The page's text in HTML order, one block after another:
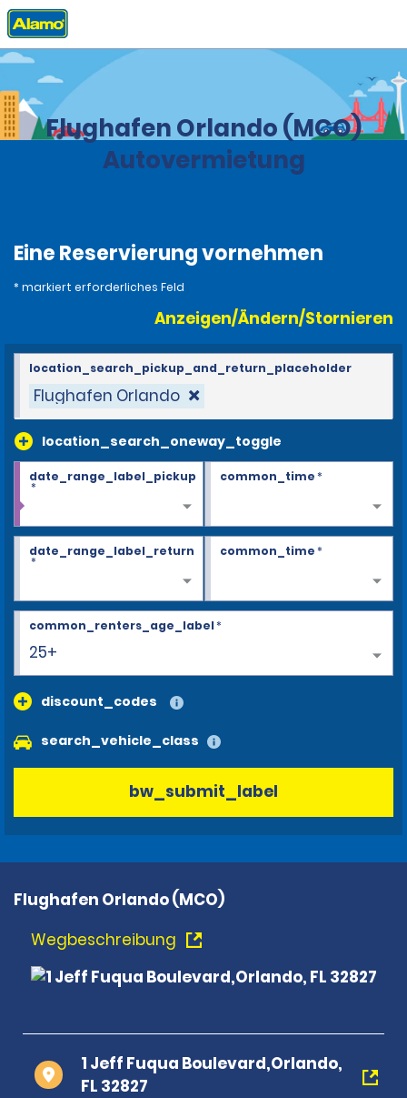
Privat Stationen
Flughafen Orlando (MCO)
Autovermietung
Eine Reservierung vornehmen
* markiert erforderliches Feld
Anzeigen/Ändern/Stornieren
Flughafen Orlando
location_search_oneway_toggle
location_search_pickup_and_return_placeholder
date_range_label_pickup
*
common_time*
date_range_label_return
*
common_time*
25+
common_renters_age_label*
discount_codes
search_vehicle_class
bw_submit_label
Flughafen Orlando (MCO)
Wegbeschreibung
1 Jeff Fuqua Boulevard,Orlando,
FL 32827